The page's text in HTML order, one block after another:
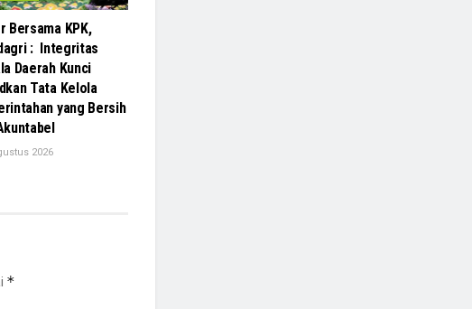
Bersama KPK,
: Integritas
Daerah Kunci
Tata Kelola
yang Bersih
2026
*